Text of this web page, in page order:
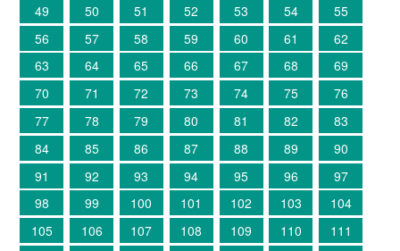
49
50 51 52 53 54
55
56
57 58 59 60 61
62
63
64 65 66 67 68
69
70
71 72 73 74 75
76
77
78 79 80 81 82
83
84
85 86 87 88 89
90
91
92 93 94 95 96
97
98
99 100 101 102 103
104
105
106 107 108 109 110
111